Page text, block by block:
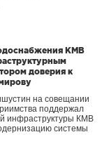
КМВ
доверия к
на совещании
поддержал
инфраструктуры КМВ
системы